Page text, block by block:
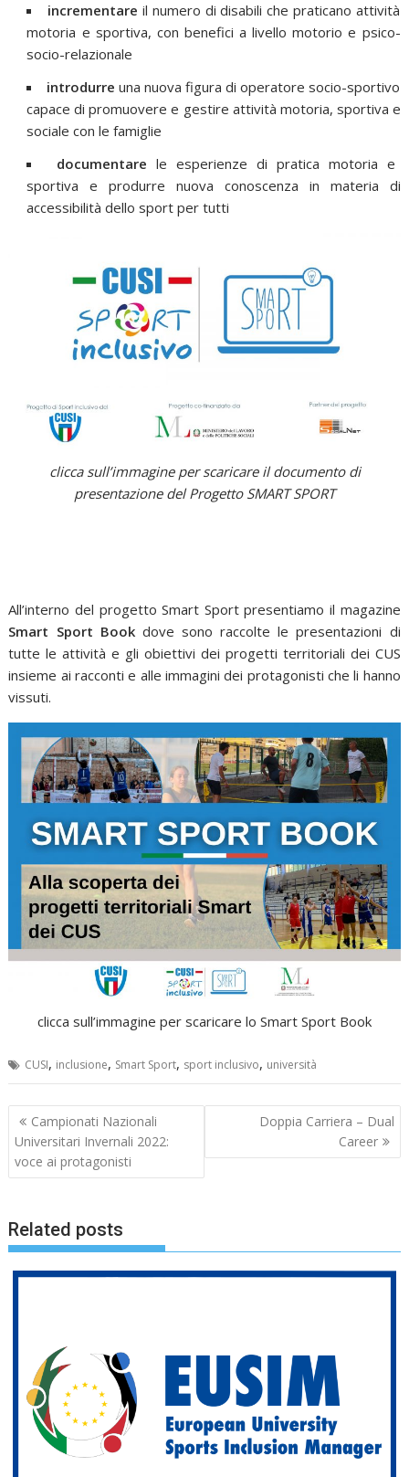
incrementare il numero di disabili che praticano attività
motoria e sportiva, con benefici a livello motorio e psico-
socio-relazionale
introdurre una nuova figura di operatore socio-sportivo
capace di promuovere e gestire attività motoria, sportiva e
sociale con le famiglie
documentare le esperienze di pratica motoria e
sportiva e produrre nuova conoscenza in materia di
accessibilità dello sport per tutti
clicca sull’immagine per scaricare il documento di
presentazione del Progetto SMART SPORT
All’interno del progetto Smart Sport presentiamo il magazine
Smart Sport Bookdove sono raccolte le presentazioni di
tutte le attività e gli obiettivi dei progetti territoriali dei CUS
insieme ai racconti e alle immagini dei protagonisti che li hanno
vissuti.
clicca sull’immagine per scaricare lo Smart Sport Book
CUSI, inclusione, Smart Sport, sport inclusivo, università
Navigazione
articoli
Campionati Nazionali
Universitari Invernali 2022:
voce ai protagonisti
Doppia Carriera – Dual
Career
Related posts